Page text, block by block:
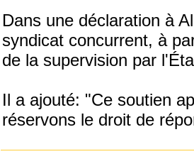
Dans une déclaration à
syndicat concurrent, à
de la supervision par
Il a ajouté: "Ce soutien
réservons le droit de